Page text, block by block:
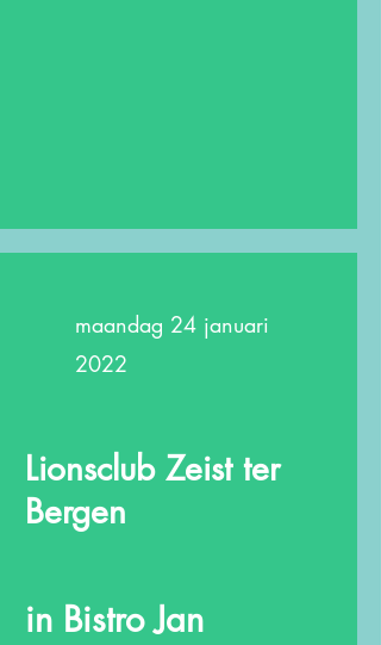
maandag 24 januari
2022
Lionsclub Zeist ter
Bergen
in Bistro Jan